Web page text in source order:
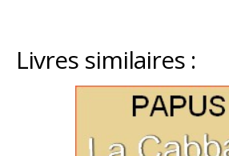
Livres similaires :